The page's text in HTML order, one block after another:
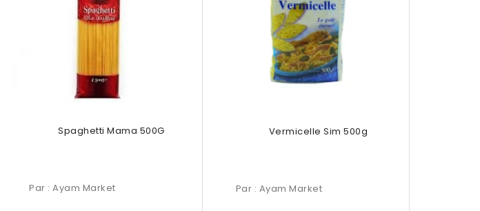
Spaghetti Mama 500G
Par : Ayam Market
Vermicelle Sim 500g
Par : Ayam Market